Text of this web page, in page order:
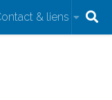
& liens